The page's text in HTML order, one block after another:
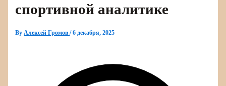
спортивной аналитике
By Алексей Громов/6 декабря, 2025